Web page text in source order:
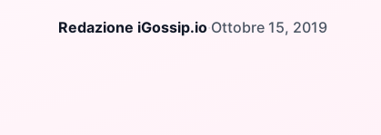
Redazione iGossip.io·Ottobre 15, 2019